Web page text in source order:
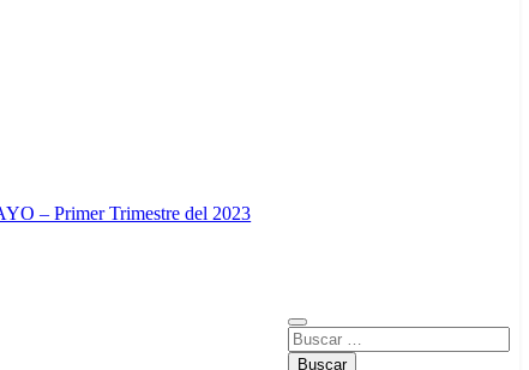
– Primer Trimestre del 2023
Buscar: